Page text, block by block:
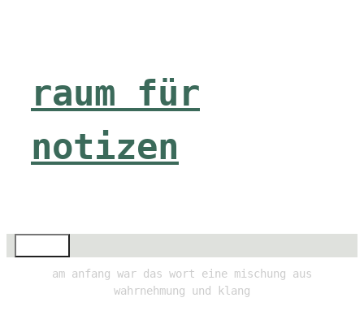
raum für
notizen
am anfang war das wort eine mischung aus
wahrnehmung und klang